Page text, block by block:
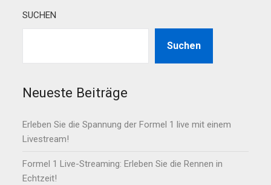
SUCHEN
Suchen
Neueste Beiträge
Erleben Sie die Spannung der Formel 1 live mit einem
Livestream!
Formel 1 Live-Streaming: Erleben Sie die Rennen in
Echtzeit!